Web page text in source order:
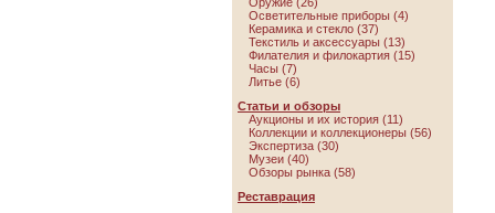
Осветительные приборы (4)
Керамика и стекло (37)
Текстиль и аксессуары (13)
Филателия и филокартия (15)
Часы (7)
Литье (6)
Статьи и обзоры
Аукционы и их история (11)
Коллекции и коллекционеры (56)
Экспертиза (30)
Музеи (40)
Обзоры рынка (58)
Реставрация